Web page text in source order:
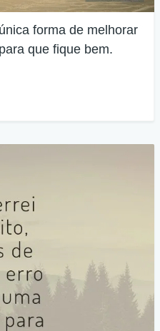
forma de melhorar
que fique bem.